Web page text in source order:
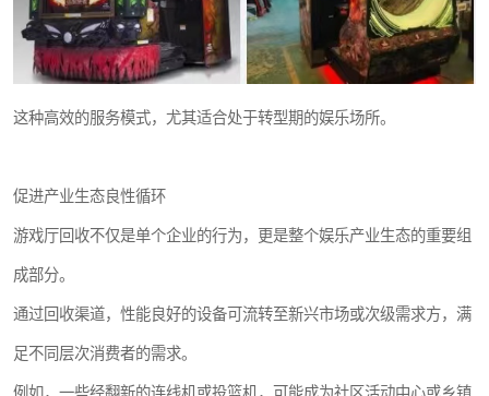
这种高效的服务模式，尤其适合处于转型期的娱乐场所。
促进产业生态良性循环
游戏厅回收不仅是单个企业的行为，更是整个娱乐产业生态的重要组
成部分。
通过回收渠道，性能良好的设备可流转至新兴市场或次级需求方，满
足不同层次消费者的需求。
例如，一些经翻新的连线机或投篮机，可能成为社区活动中心或乡镇